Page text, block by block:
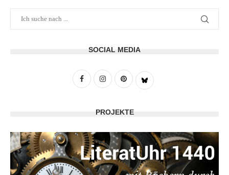
SOCIAL MEDIA
PROJEKTE